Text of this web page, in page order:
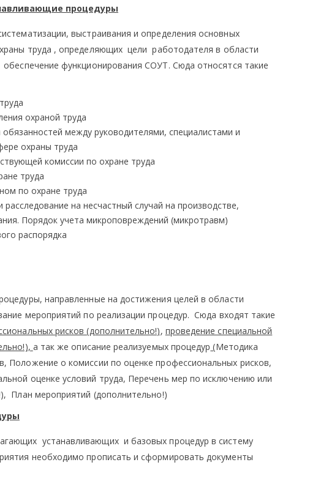
процедуры
выстраивания и определения основных
труда , определяющих цели работодателя в области
функционирования СОУТ. Сюда относятся такие
охраной труда
между руководителями, специалистами и
охраны труда
комиссии по охране труда
труда
по охране труда
на несчастный случай на производстве,
Порядок учета микроповреждений (микротравм)
распорядка
направленные на достижения целей в области
мероприятий по реализации процедур. Сюда входят такие
рисков (дополнительно!), проведение специальной
а так же описание реализуемых процедур (Методика
Положение о комиссии по оценке профессиональных рисков,
оценке условий труда, Перечень мер по исключению или
План мероприятий (дополнительно!)
устанавливающих и базовых процедур в систему
необходимо прописать и сформировать документы